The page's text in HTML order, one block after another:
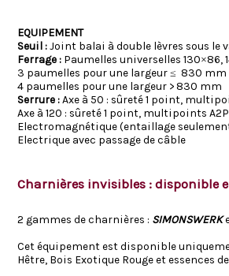
EQUIPEMENT
Seuil :Joint balai à double lèvres sous le
Ferrage : Paumelles universelles 130×86,
3 paumelles pour une largeur ≤ 830 mm
4 paumelles pour une largeur > 830 mm
Serrure :Axe à 50 : sûreté 1 point,
Axe à 120 : sûreté 1 point, multipoints
Electromagnétique (entaillage
Electrique avec passage de câble
Charnières invisibles :disponible
2 gammes de charnières : SIMONSWERK
Cet équipement est disponible
Hêtre, Bois Exotique Rouge et essences